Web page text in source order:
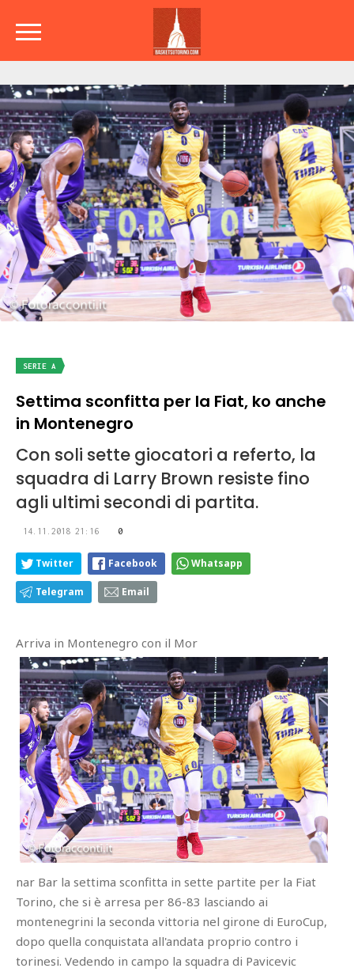
SERIE A
Settima sconfitta per la Fiat, ko anche
in Montenegro
Con soli sette giocatori a referto, la
squadra di Larry Brown resiste fino
agli ultimi secondi di partita.
14.11.2018 21:16 0
Twitter Facebook Whatsapp
Telegram Email
Arriva in Montenegro con il Mor
nar Bar la settima sconfitta in sette partite per la Fiat
Torino, che si è arresa per 86-83 lasciando ai
montenegrini la seconda vittoria nel girone di EuroCup,
dopo quella conquistata all'andata proprio contro i
torinesi. Vedendo in campo la squadra di Pavicevic